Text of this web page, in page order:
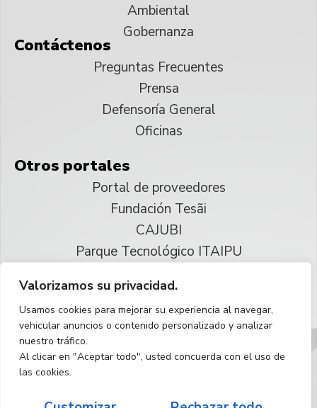
Valorizamos su privacidad.
Usamos cookies para mejorar su experiencia al navegar,
vehicular anuncios o contenido personalizado y analizar
nuestro tráfico.
Al clicar en "Aceptar todo", usted concuerda con el uso de
las cookies.
Ambiental
Gobernanza
Contáctenos
Preguntas Frecuentes
Prensa
Defensoría General
Oficinas
Otros portales
Portal de proveedores
Fundación Tesãi
CAJUBI
Parque Tecnológico ITAIPU
Reservados todos los derechos
Español